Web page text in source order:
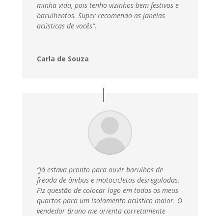
minha vida, pois tenho vizinhos bem festivos e
barulhentos. Super recomendo as janelas
acústicas de vocês”.
Carla de Souza
“Já estava pronto para ouvir barulhos de
freada de ônibus e motocicletas desreguladas.
Fiz questão de colocar logo em todos os meus
quartos para um isolamento acústico maior. O
vendedor Bruno me orienta corretamente